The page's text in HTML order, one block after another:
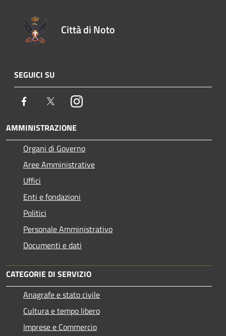
Città di Noto
SEGUICI SU
Facebook TwitterInstagram
AMMINISTRAZIONE
Organi di Governo
Aree Amministrative
Uffici
Enti e fondazioni
Politici
Personale Amministrativo
Documenti e dati
CATEGORIE DI SERVIZIO
Anagrafe e stato civile
Cultura e tempo libero
Imprese e Commercio